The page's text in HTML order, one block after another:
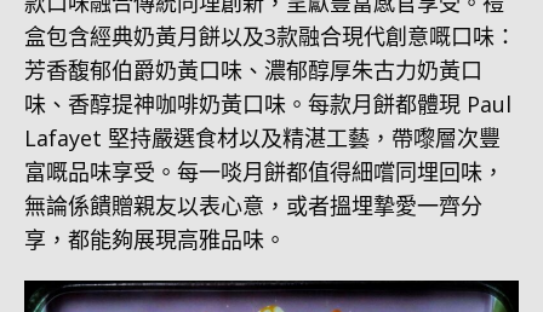
盒包含經典奶黃月餅以及3款融合現代創意嘅口味：
芳香馥郁伯爵奶黃口味、濃郁醇厚朱古力奶黃口
味、香醇提神咖啡奶黃口味。每款月餅都體現 Paul
Lafayet 堅持嚴選食材以及精湛工藝，帶嚟層次豐
富嘅品味享受。每一啖月餅都值得細嚐同埋回味，
無論係饋贈親友以表心意，或者搵埋摯愛一齊分
享，都能夠展現高雅品味。